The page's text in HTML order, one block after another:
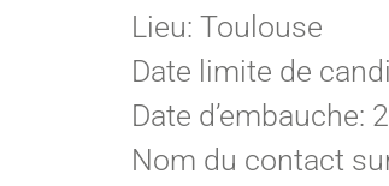
Lieu: Toulouse
Date limite de
Date d’embauche:
Nom du contact